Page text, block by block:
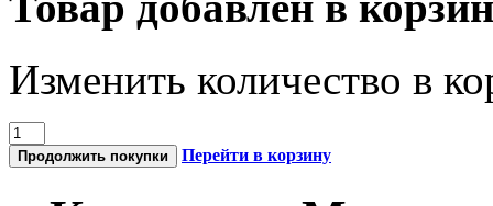
Изменить количество в
Продолжить покупки Перейти в корзину